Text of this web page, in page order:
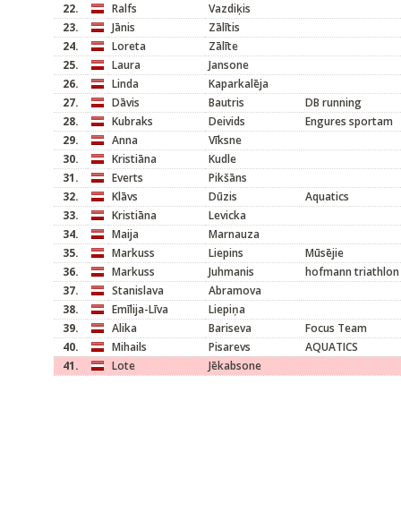
22.
Ralfs
Vazdiķis
23.
Jānis
Zālītis
24.
Loreta
Zālīte
25.
Laura
Jansone
26.
Linda
Kaparkalēja
27.
Dāvis Bautris
DB running
28.
Kubraks Deivids
Engures sportam
29.
Anna
Vīksne
30.
Kristiāna
Kudle
31.
Everts
Pikšāns
32.
Klāvs Dūzis
Aquatics
33.
Kristiāna
Levicka
34.
Maija
Marnauza
35.
Markuss Liepins
Mūsējie
36.
Markuss Juhmanis
hofmann
37.
Stanislava
Abramova
38.
Emīlija-Līva
Liepiņa
39.
Alika Bariseva
Focus Team
40.
Mihails Pisarevs
AQUATICS
41.
Lote Jēkabsone